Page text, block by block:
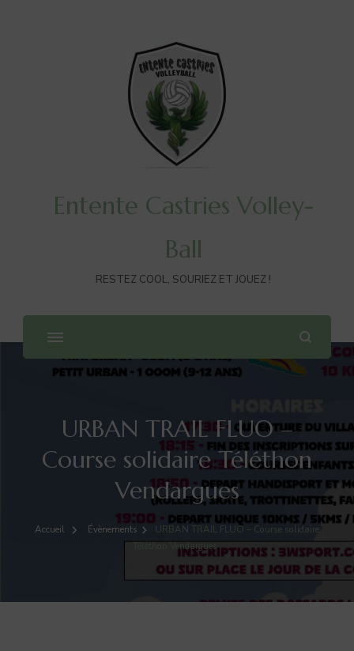
Entente Castries Volley-
Ball
RESTEZ COOL, SOURIEZ ET JOUEZ !
URBAN TRAIL FLUO –
Course solidaire Téléthon
Vendargues
Accueil Évènements
URBAN TRAIL FLUO – Course solidaire
Téléthon Vendargues